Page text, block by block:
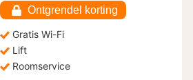
€
188,57
Ontgrendel korting
Gratis Wi-Fi
Lift
Roomservice